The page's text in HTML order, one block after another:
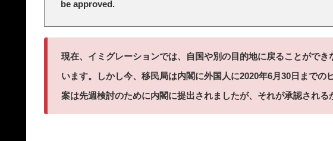
be approved.
現在、イミグレーションでは、自国や別の目的地に戻ることがで
います。しかし今、移民局は内閣に外国人に2020年6月30日までの
案は先週検討のために内閣に提出されましたが、それが承認される